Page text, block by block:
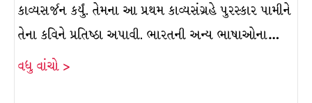
કાવ્યસર્જન કર્યું. તેમના આ પ્રથમ કાવ્યસંગ્રહે પુરસ્કાર પામીને
તેના કવિને પ્રતિષ્ઠા અપાવી. ભારતની અન્ય ભાષાઓના…
વધુ વાંચો >